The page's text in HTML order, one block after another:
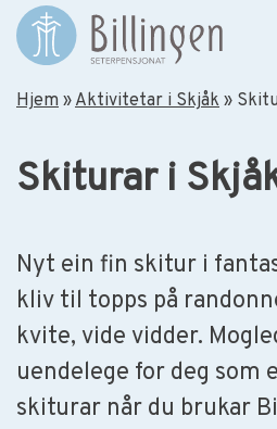
Hjem »Aktivitetar i Skjåk »
Skiturar i
Nyt ein fin skitur i
kliv til topps på
kvite, vide vidder.
uendelege for deg som
skiturar når du brukar